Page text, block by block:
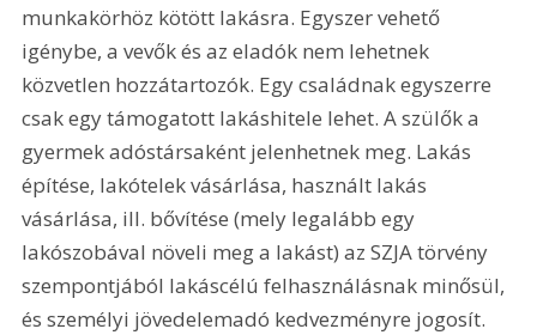
munkakörhöz kötött lakásra. Egyszer vehető
igénybe, a vevők és az eladók nem lehetnek
közvetlen hozzátartozók. Egy családnak egyszerre
csak egy támogatott lakáshitele lehet. A szülők a
gyermek adóstársaként jelenhetnek meg. Lakás
építése, lakótelek vásárlása, használt lakás
vásárlása, ill. bővítése (mely legalább egy
lakószobával növeli meg a lakást) az SZJA törvény
szempontjából lakáscélú felhasználásnak minősül,
és személyi jövedelemadó kedvezményre jogosít.